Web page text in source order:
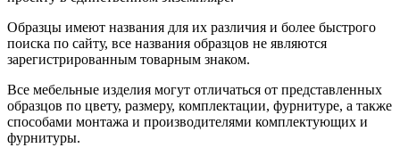
Образцы имеют названия для их различия и более быстрого
поиска по сайту, все названия образцов не являются
зарегистрированным товарным знаком.
Все мебельные изделия могут отличаться от представленных
образцов по цвету, размеру, комплектации, фурнитуре, а также
способами монтажа и производителями комплектующих и
фурнитуры.